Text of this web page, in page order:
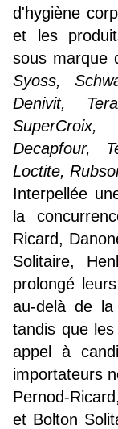
d'hygiène
et les
sous marque
Syoss,
Denivit,
Decapfour,
Loctite,
Interpellée
la
Ricard,
Solitaire,
prolongé
au-delà de
tandis que
appel à
importateurs
Pernod-
et Bolton